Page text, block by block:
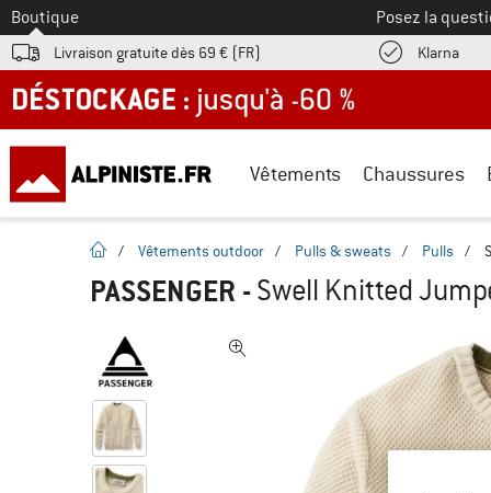
Vers le
Boutique Posez la
Livraison gratuite dès 69 € (FR) Klarna
DÉSTOCKAGE : jusqu'à -60 %
Vêtements Chaussures
Page d'accueil
/ Vêtements outdoor / Pulls & sweats / Pulls /
PASSENGER -Swell Knitted